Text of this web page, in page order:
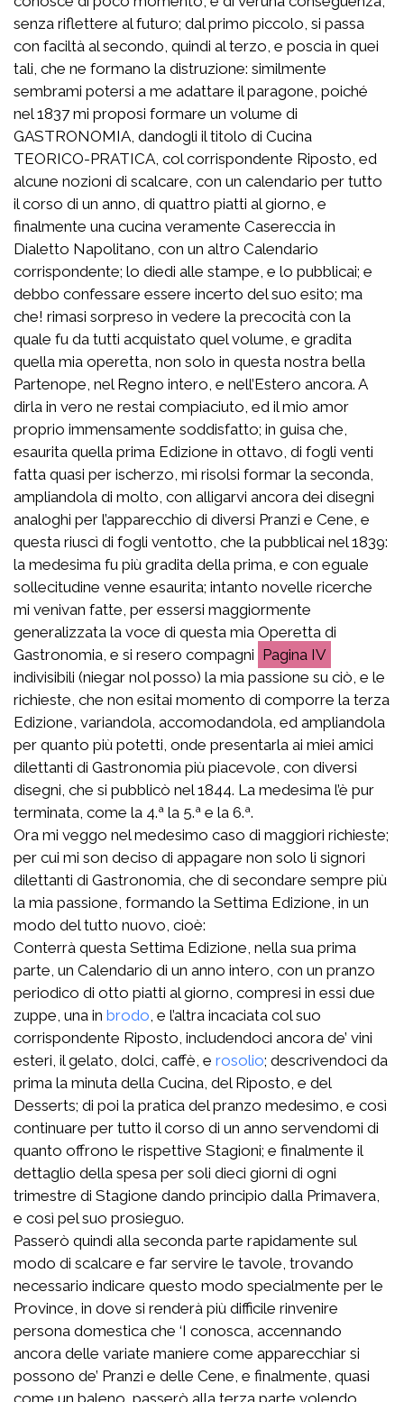
senza riflettere al futuro; dal primo piccolo, si passa
con faciltà al secondo, quindi al terzo, e poscia in quei
tali, che ne formano la distruzione: similmente
sembrami potersi a me adattare il paragone, poiché
nel 1837 mi proposi formare un volume di
GASTRONOMIA, dandogli il titolo di Cucina
TEORICO-PRATICA, col corrispondente Riposto, ed
alcune nozioni di scalcare, con un calendario per tutto
il corso di un anno, di quattro piatti al giorno, e
finalmente una cucina veramente Casereccia in
Dialetto Napolitano, con un altro Calendario
corrispondente; lo diedi alle stampe, e lo pubblicai; e
debbo confessare essere incerto del suo esito; ma
che! rimasi sorpreso in vedere la precocità con la
quale fu da tutti acquistato quel volume, e gradita
quella mia operetta, non solo in questa nostra bella
Partenope, nel Regno intero, e nell’Estero ancora. A
dirla in vero ne restai compiaciuto, ed il mio amor
proprio immensamente soddisfatto; in guisa che,
esaurita quella prima Edizione in ottavo, di fogli venti
fatta quasi per ischerzo, mi risolsi formar la seconda,
ampliandola di molto, con alligarvi ancora dei disegni
analoghi per l’apparecchio di diversi Pranzi e Cene, e
questa riuscì di fogli ventotto, che la pubblicai nel 1839:
la medesima fu più gradita della prima, e con eguale
sollecitudine venne esaurita; intanto novelle ricerche
mi venivan fatte, per essersi maggiormente
generalizzata la voce di questa mia Operetta di
Gastronomia, e si resero compagni
IV
indivisibili (niegar nol posso) la mia passione su ciò, e le
richieste, che non esitai momento di comporre la terza
Edizione, variandola, accomodandola, ed ampliandola
per quanto più potetti, onde presentarla ai miei amici
dilettanti di Gastronomia più piacevole, con diversi
disegni, che si pubblicò nel 1844. La medesima l’è pur
terminata, come la 4.ª la 5.ª e la 6.ª.
Ora mi veggo nel medesimo caso di maggiori richieste;
per cui mi son deciso di appagare non solo li signori
dilettanti di Gastronomia, che di secondare sempre più
la mia passione, formando la Settima Edizione, in un
modo del tutto nuovo, cioè:
Conterrà questa Settima Edizione, nella sua prima
parte, un Calendario di un anno intero, con un pranzo
periodico di otto piatti al giorno, compresi in essi due
zuppe, una in brodo , e l’altra incaciata col suo
corrispondente Riposto, includendoci ancora de’ vini
esteri, il gelato, dolci, caffè, e rosolio; descrivendoci da
prima la minuta della Cucina, del Riposto, e del
Desserts; di poi la pratica del pranzo medesimo, e così
continuare per tutto il corso di un anno servendomi di
quanto offrono le rispettive Stagioni; e finalmente il
dettaglio della spesa per soli dieci giorni di ogni
trimestre di Stagione dando principio dalla Primavera,
e così pel suo prosieguo.
Passerò quindi alla seconda parte rapidamente sul
modo di scalcare e far servire le tavole, trovando
necessario indicare questo modo specialmente per le
Province, in dove si renderà più difficile rinvenire
persona domestica che ‘I conosca, accennando
ancora delle variate maniere come apparecchiar si
possono de’ Pranzi e delle Cene, e finalmente, quasi
come un baleno, passerò alla terza parte volendo